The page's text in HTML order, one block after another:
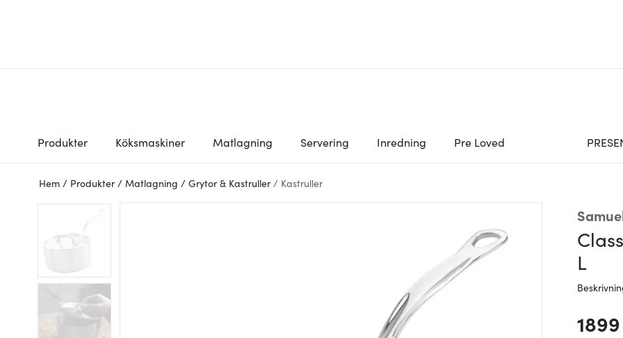
Produkter Köksmaskiner Matlagning Servering Inredning Pre Loved
Hem / Produkter / Matlagning / Grytor & Kastruller / Kastruller
L